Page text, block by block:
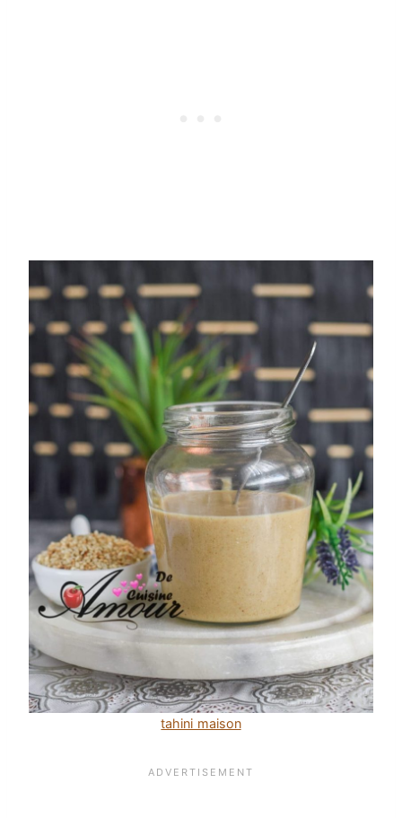
tahini maison